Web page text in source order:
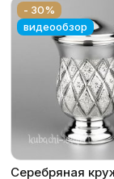
- 30%
видеообзор
Серебряная